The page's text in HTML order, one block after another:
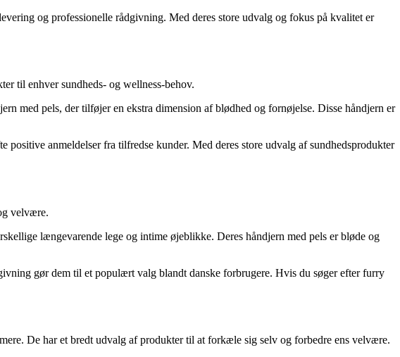
og professionelle rådgivning. Med deres store udvalg og fokus på kvalitet er
til enhver sundheds- og wellness-behov.
med pels, der tilføjer en ekstra dimension af blødhed og fornøjelse. Disse håndjern er
anmeldelser fra tilfredse kunder. Med deres store udvalg af sundhedsprodukter
velvære.
længevarende lege og intime øjeblikke. Deres håndjern med pels er bløde og
gør dem til et populært valg blandt danske forbrugere. Hvis du søger efter furry
De har et bredt udvalg af produkter til at forkæle sig selv og forbedre ens velvære.